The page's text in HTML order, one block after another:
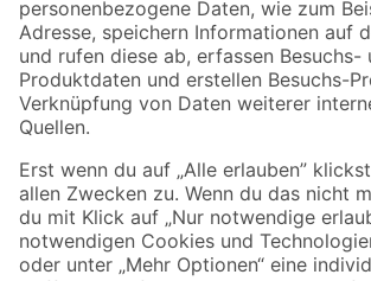
Zahlungsarten Versandarten
Sicher einkaufen
Jetzt die toom-App herunterladen